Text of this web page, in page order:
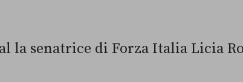
la senatrice di Forza Italia Licia